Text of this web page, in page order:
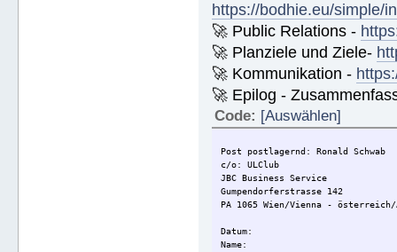
https://bodhie.eu/simple/
🚀 Public Relations -
🚀 Planziele und Ziele-
🚀 Kommunikation -
🚀 Epilog -
Code: [Auswählen]
Post postlagernd: Ronald Schwab
c/o: ULClub
JBC Business Service
Gumpendorferstrasse 142
PA 1065 Wien/Vienna -
Datum:
Name: